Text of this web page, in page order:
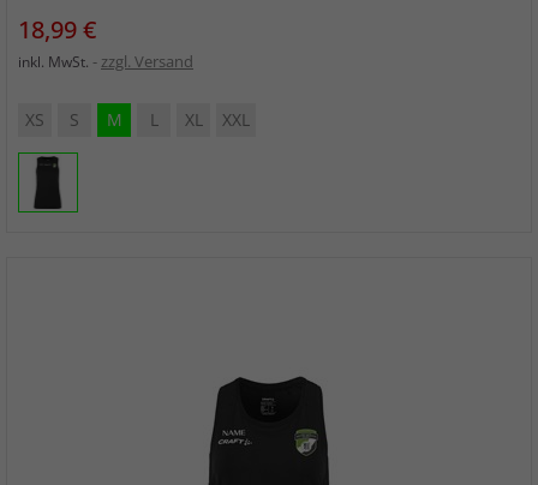
Preis
18,99 €
inkl. MwSt. zzgl. Versand
XS S M L XL XXL